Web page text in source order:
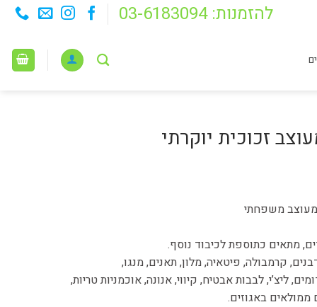
להזמנות: 03-6183094
זכוכית יוקרתי
מעוצב משפחתי
קרמבולה, פיטאיה, מלון, תאנים, מנגו,
ליצ’י, לבבות אבטיח, קיווי, אנונה, אוכמניות טריות,
ממולאים באגוזים.